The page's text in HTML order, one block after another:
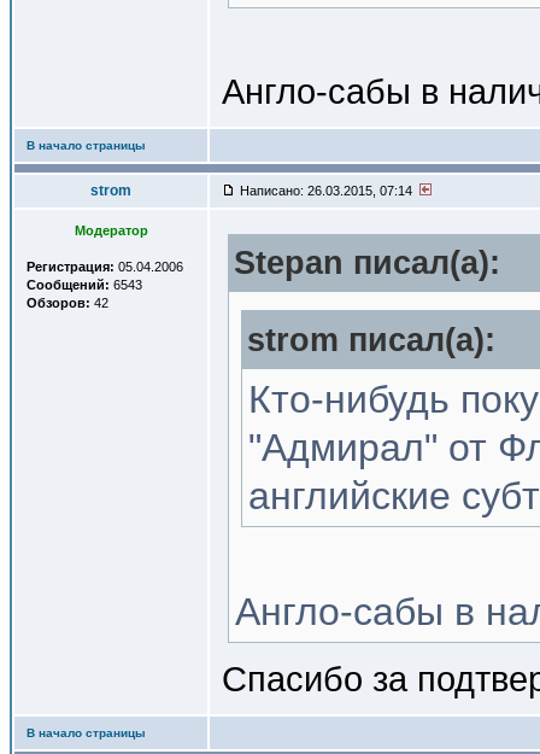
Англо-сабы в
В начало страницы
strom Написано: 26.03.2015, 07:14
Модератор
Регистрация: 05.04.2006
Сообщений: 6543
Обзоров: 42
Stepan писал(a):
strom писал(a):
Кто-нибудь
"Адмирал" от
английские
Англо-сабы в
Спасибо за
В начало страницы